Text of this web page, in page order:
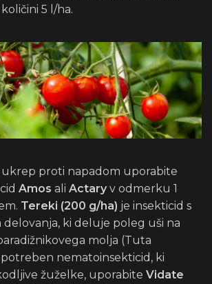
5 l/ha.
proti napadom uporabite
Amos ali Actary v odmerku 1
Tereki (200 g/ha) je insekticid s
ki deluje poleg uši na
molja (Tuta
nematoinsekticid, ki
žuželke, uporabite Vidate